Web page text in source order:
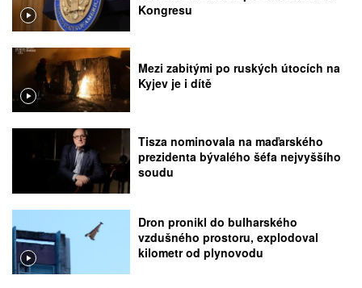
Kongresu
Mezi zabitými po ruských útocích na
Kyjev je i dítě
Tisza nominovala na maďarského
prezidenta bývalého šéfa nejvyššího
soudu
Dron pronikl do bulharského
vzdušného prostoru, explodoval
kilometr od plynovodu